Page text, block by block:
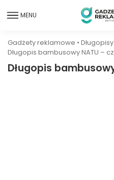
MENU
Gadżety reklamowe •
Długopis bambusowy NATU –
Długopis